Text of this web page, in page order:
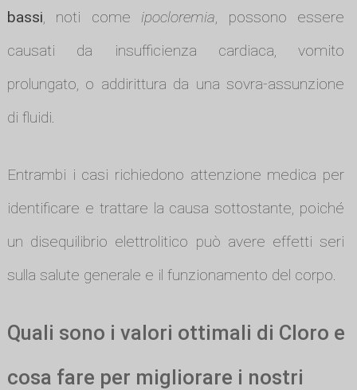
bassi, noti comeipocloremia, possono essere
causati da insufficienza cardiaca, vomito
prolungato, o addirittura da una sovra-assunzione
di fluidi.
Entrambi i casi richiedono attenzione medica per
identificare e trattare la causa sottostante, poiché
un disequilibrio elettrolitico può avere effetti seri
sulla salute generale e il funzionamento del corpo.
Quali sono i valori ottimali di Cloro e
cosa fare per migliorare i nostri